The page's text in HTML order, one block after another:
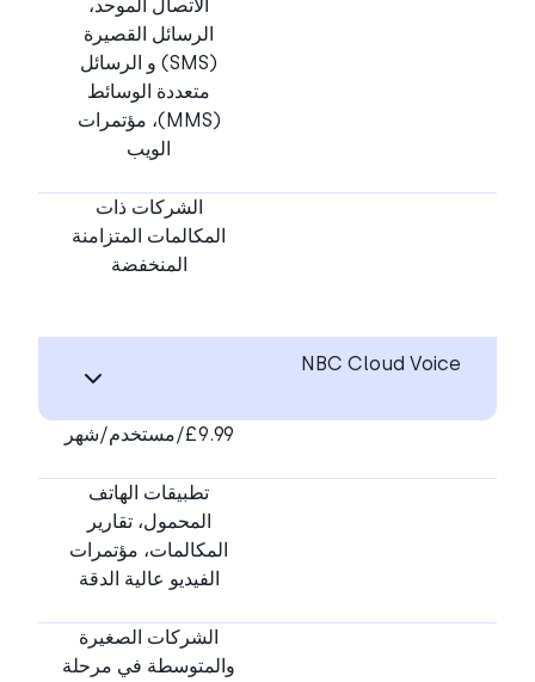
الاتصال الموحد،
الرسائل القصيرة
(SMS) و الرسائل
متعددة الوسائط
(MMS)، مؤتمرات
الويب
الشركات ذات
المكالمات المتزامنة
المنخفضة
NBC Cloud Voice
£9.99/مستخدم/شهر
تطبيقات الهاتف
المحمول، تقارير
المكالمات، مؤتمرات
الفيديو عالية الدقة
الشركات الصغيرة
والمتوسطة في مرحلة